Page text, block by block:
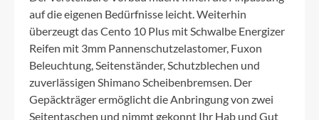
auf die eigenen Bedürfnisse leicht. Weiterhin
überzeugt das Cento 10 Plus mit Schwalbe Energizer
Reifen mit 3mm Pannenschutzelastomer, Fuxon
Beleuchtung, Seitenständer, Schutzblechen und
zuverlässigen Shimano Scheibenbremsen. Der
Gepäckträger ermöglicht die Anbringung von zwei
Seitentaschen und nimmt gekonnt Ihr Hab und Gut